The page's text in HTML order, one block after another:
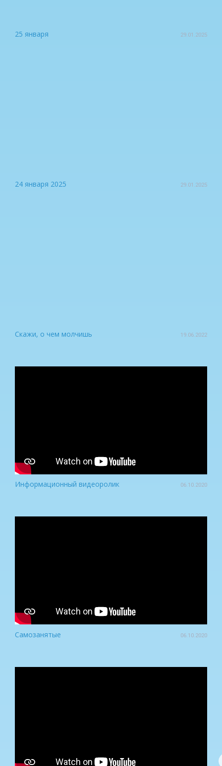
25 января 29.01.2025
24 января 2025 29.01.2025
Скажи, о чем молчишь 19.06.2022
Информационный видеоролик 06.10.2020
Самозанятые 06.10.2020